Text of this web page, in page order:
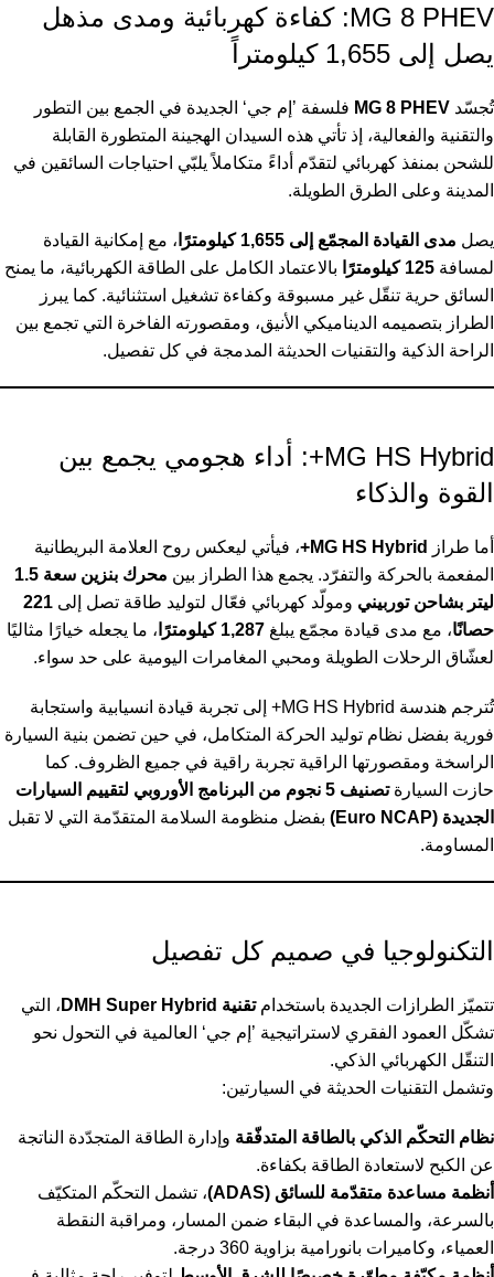
MG 8 PHEV: كفاءة كهربائية ومدى مذهل
يصل إلى 1,655 كيلومتراً
تُجسّد MG 8 PHEV فلسفة ’إم جي‘ الجديدة في الجمع بين التطور
والتقنية والفعالية، إذ تأتي هذه السيدان الهجينة المتطورة القابلة
للشحن بمنفذ كهربائي لتقدّم أداءً متكاملاً يلبّي احتياجات السائقين في
المدينة وعلى الطرق الطويلة.
يصل مدى القيادة المجمّع إلى 1,655 كيلومترًا
، مع إمكانية القيادة
لمسافة 125 كيلومترًا
بالاعتماد الكامل على الطاقة الكهربائية، ما يمنح
السائق حرية تنقّل غير مسبوقة وكفاءة تشغيل استثنائية. كما يبرز
الطراز بتصميمه الديناميكي الأنيق، ومقصورته الفاخرة التي تجمع بين
الراحة الذكية والتقنيات الحديثة المدمجة في كل تفصيل.
MG HS Hybrid+: أداء هجومي يجمع بين
القوة والذكاء
أما طراز MG HS Hybrid+
، فيأتي ليعكس روح العلامة البريطانية
المفعمة بالحركة والتفرّد. يجمع هذا الطراز بين
محرك بنزين سعة 1.5
ليتر بشاحن توربيني ومولّد كهربائي فعّال لتوليد طاقة تصل إلى 221
حصانًا، مع مدى قيادة مجمّع يبلغ 1,287 كيلومترًا
، ما يجعله خيارًا مثاليًا
لعشّاق الرحلات الطويلة ومحبي المغامرات اليومية على حد سواء.
تُترجم هندسة MG HS Hybrid+ إلى تجربة قيادة انسيابية واستجابة
فورية بفضل نظام توليد الحركة المتكامل، في حين تضمن بنية السيارة
الراسخة ومقصورتها الراقية تجربة راقية في جميع الظروف. كما
حازت السيارة
تصنيف 5 نجوم من البرنامج الأوروبي لتقييم السيارات
الجديدة (Euro NCAP)
بفضل منظومة السلامة المتقدّمة التي لا تقبل
المساومة.
التكنولوجيا في صميم كل تفصيل
تتميّز الطرازات الجديدة باستخدامتقنية DMH Super Hybrid
، التي
تشكّل العمود الفقري لاستراتيجية ’إم جي‘ العالمية في التحول نحو
التنقّل الكهربائي الذكي.
وتشمل التقنيات الحديثة في السيارتين:
نظام التحكّم الذكي بالطاقة المتدفّقة وإدارة الطاقة المتجدّدة الناتجة
عن الكبح لاستعادة الطاقة بكفاءة.
أنظمة مساعدة متقدّمة للسائق (ADAS)
، تشمل التحكّم المتكيّف
بالسرعة، والمساعدة في البقاء ضمن المسار، ومراقبة النقطة
العمياء، وكاميرات بانورامية بزاوية 360 درجة.